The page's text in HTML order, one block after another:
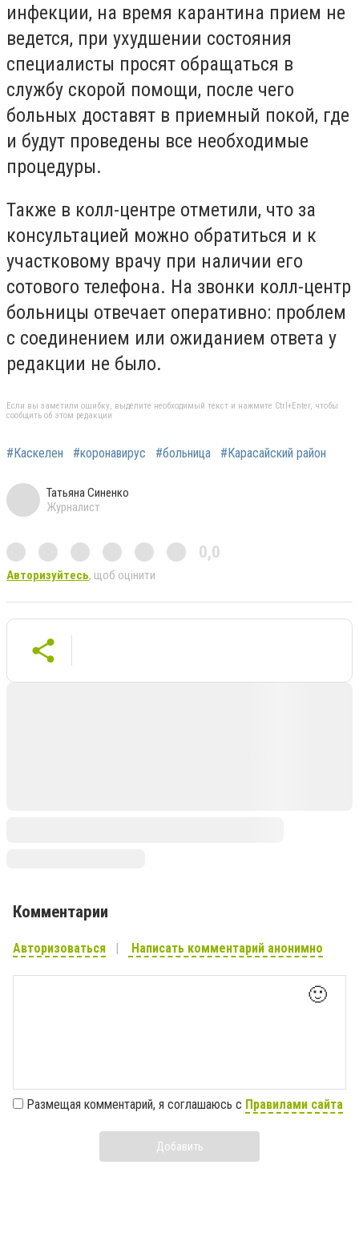
инфекции, на время карантина прием не
ведется, при ухудшении состояния
специалисты просят обращаться в
службу скорой помощи, после чего
больных доставят в приемный покой, где
и будут проведены все необходимые
процедуры.
Также в колл-центре отметили, что за
консультацией можно обратиться и к
участковому врачу при наличии его
сотового телефона. На звонки колл-центр
больницы отвечает оперативно: проблем
с соединением или ожиданием ответа у
редакции не было.
Если вы заметили ошибку, выделите необходимый текст и нажмите Ctrl+Enter, чтобы
сообщить об этом редакции
#Каскелен #коронавирус #больница #Карасайский район
Татьяна Синенко
Журналист
0,0
Авторизуйтесь, щоб оцінити
Комментарии
Авторизоваться Написать комментарий анонимно
🙂
Размещая комментарий, я соглашаюсь с Правилами сайта
Добавить